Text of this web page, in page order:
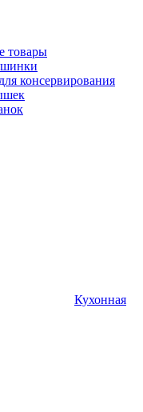
товары
консервирования
Кухонная